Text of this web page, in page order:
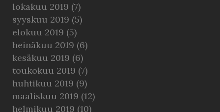
lokakuu 2019 (7)
syyskuu 2019 (5)
elokuu 2019 (5)
heinäkuu 2019 (6)
kesäkuu 2019 (6)
toukokuu 2019 (7)
huhtikuu 2019 (9)
maaliskuu 2019 (12)
helmikuu 2019 (10)